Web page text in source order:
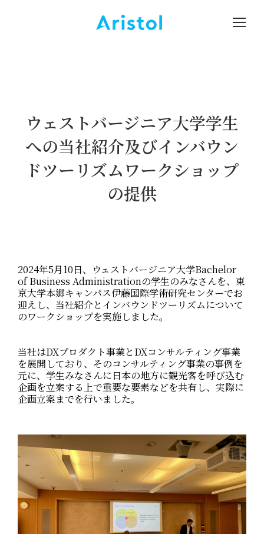
ウェストバージニア大学学生
への当社紹介及びインバウン
ドツーリズムワークショップ
の提供
2024年5月10日、ウェストバージニア大学Bachelor
of Business Administrationの学生のみなさんを、東
京大学本郷キャンパス伊藤国際学術研究センターでお
迎えし、当社紹介とインバウンドツーリズムについて
のワークショップを実施しました。
当社はDXプロダクト事業とDXコンサルティング事業
を展開しており、そのコンサルティング事業の事例を
元に、学生みなさんに日本の地方に観光客を呼び込む
企画を立案する上で重要な要素などを共有し、実際に
企画立案までを行いました。